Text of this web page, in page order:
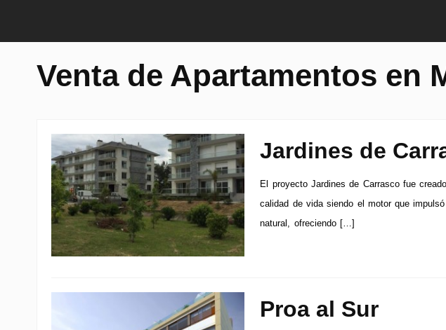
Venta de Apartamentos en
Jardines de
El proyecto Jardines de Carrasco fue
calidad de vida siendo el motor que
natural, ofreciendo […]
Proa al Sur